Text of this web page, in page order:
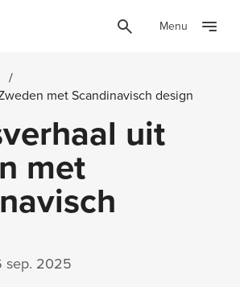
Menu
met Scandinavisch design
uit
met
sep. 2025